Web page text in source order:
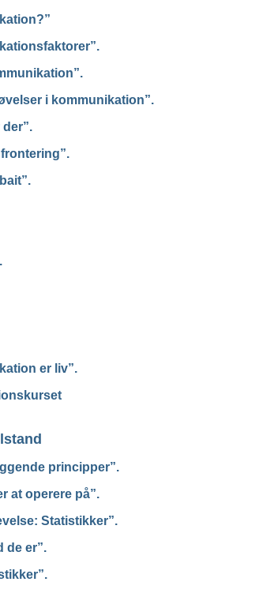
i kommunikation”.
er liv”.
principper”.
at operere på”.
Statistikker”.
de er”.